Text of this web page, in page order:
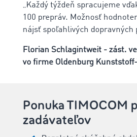
„Každý týždeň spracujeme
100 prepráv. Možnosť
nájsť spoľahlivých dopravných
Florian Schlagintweit - zást.
vo firme Oldenburg Kunststoff-
‌Ponuka TIMOCOM
zadávateľov